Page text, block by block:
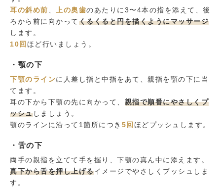
耳の斜め前、 上の奥歯のあたりに3〜4本の指を添えて、後
ろから前に向かってくるくると円を描くようにマッサージ
します。
10回 ほど行いましょう。
・顎の下
下顎のラインに人差し指と中指をあて、親指を顎の下に当
てます。
耳の下から下顎の先に向かって、 親指で順番にやさしくプ
ッシュしましょう。
顎のラインに沿って1箇所につき 5回 ほどプッシュします。
・舌の下
両手の親指を立てて手を握り、下顎の真ん中に添えます。
真下から舌を押し上げるイメージでやさしくプッシュしま
す。